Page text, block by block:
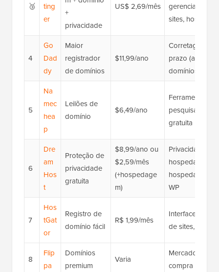
🥉
ting
er
+
privacidade
US$ 2,69/mês
gerenciamento
sites,
4
Go
Dad
dy
Maior
registrador
de domínios
$11,99/ano
Corretagem
prazo (até 10
domínios
5
Na
mec
hea
p
Leilões de
domínio
$6,49/ano
Ferramenta
pesquisa de
gratuita
6
Dre
am
Hos
t
Proteção de
privacidade
gratuita
$8,99/ano ou
$2,59/mês
(+hospedage
m)
Privacidade
hospedagem,
hospedagem
WP
7
Hos
tGat
or
Registro de
domínio fácil
R$ 1,99/mês
Interface
de sites,
8
Flip
pa
Domínios
premium
Varia
Mercado de
compra direta